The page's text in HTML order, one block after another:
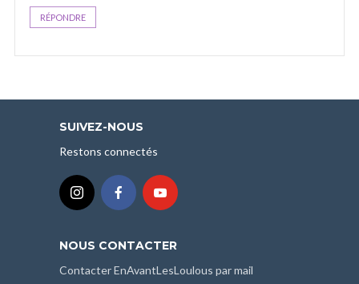
RÉPONDRE
SUIVEZ-NOUS
Restons connectés
NOUS CONTACTER
Contacter EnAvantLesLoulous par mail